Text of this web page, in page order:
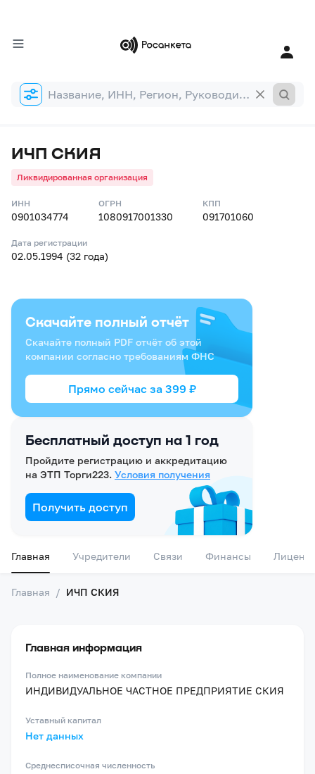
Форма
поиска
ИЧП СКИЯ
Ликвидированная организация
ИНН
0901034774
ОГРН
1080917001330
КПП
091701060
Дата регистрации
02.05.1994 (32 года)
Бесплатный доступ на 1 год
Пройдите регистрацию и аккредитацию
на ЭТП Торги223. Условия получения
Получить доступ
Скачайте полный отчёт
Скачайте полный PDF отчёт об этой
компании согласно требованиям ФНС
Прямо сейчас за 399 ₽
Главная Учредители Связи Финансы
Главная / ИЧП СКИЯ
Главная информация
Полное наименование компании
ИНДИВИДУАЛЬНОЕ ЧАСТНОЕ ПРЕДПРИЯТИЕ СКИЯ
Уставный капитал
Нет данных
Среднесписочная численность